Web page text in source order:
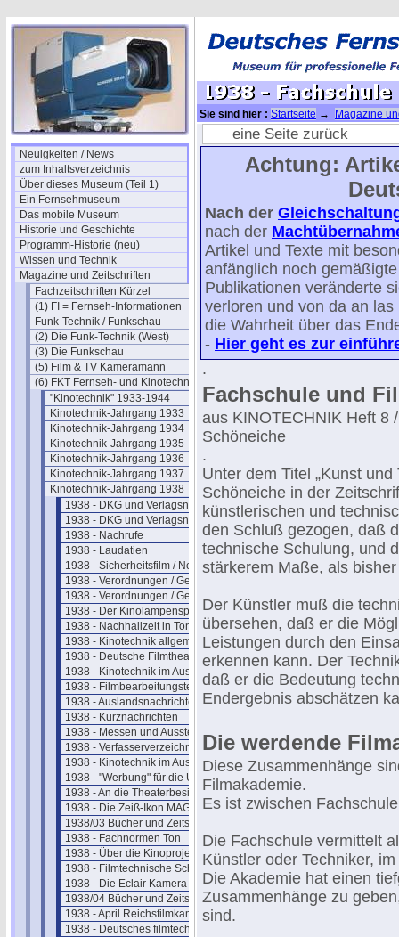
Neuigkeiten / News
zum Inhaltsverzeichnis
Über dieses Museum (Teil 1)
Ein Fernsehmuseum
Das mobile Museum
Historie und Geschichte
Programm-Historie (neu)
Wissen und Technik
Magazine und Zeitschriften
Fachzeitschriften Kürzel
(1) FI = Fernseh-Informationen
Funk-Technik / Funkschau
(2) Die Funk-Technik (West)
(3) Die Funkschau
(5) Film & TV Kameramann
(6) FKT Fernseh- und Kinotechnik
"Kinotechnik" 1933-1944
Kinotechnik-Jahrgang 1933
Kinotechnik-Jahrgang 1934
Kinotechnik-Jahrgang 1935
Kinotechnik-Jahrgang 1936
Kinotechnik-Jahrgang 1937
Kinotechnik-Jahrgang 1938
1938 - DKG und Verlagsnachrichten (1)
1938 - DKG und Verlagsnachrichten (2)
1938 - Nachrufe
1938 - Laudatien
1938 - Sicherheitsfilm / Normalfilm
1938 - Verordnungen / Gesetze (1)
1938 - Verordnungen / Gesetze (2)
1938 - Der Kinolampenspiegel
1938 - Nachhallzeit in Tonfilmtheatern
1938 - Kinotechnik allgemein
1938 - Deutsche Filmtheater
1938 - Kinotechnik im Ausland (1)
1938 - Filmbearbeitungstechnik
1938 - Auslandsnachrichten
1938 - Kurznachrichten
1938 - Messen und Ausstellungen
1938 - Verfasserverzeichnis Band 20
1938 - Kinotechnik im Ausland (2)
1938 - "Werbung" für die UFA
1938 - An die Theaterbesitzer/Betreiber
1938 - Die Zeiß-Ikon MAGNASOL II
1938/03 Bücher und Zeitschriften
1938 - Fachnormen Ton
1938 - Über die Kinoprojektion
1938 - Filmtechnische Schau März
1938 - Die Eclair Kamera - Paris
1938/04 Bücher und Zeitschriften
1938 - April Reichsfilmkammer
1938 - Deutsches filmtechn. Schaffen
Sie sind hier : Startseite →
Magazine
Kinotechnik-Jahrgang 1938→ 1938 -
eine Seite zurück
Achtung:
Nach der
nach der
Artikel und Texte mit
anfänglich noch
Publikationen veränderte
verloren und von da an
die Wahrheit über das
- Hier geht es zur
.
Fachschule und
aus KINOTECHNIK Heft 8
Schöneiche
.
Unter dem Titel „Kunst
Schöneiche in der
künstlerischen und
den Schluß gezogen, daß
technische Schulung, und
stärkerem Maße, als
Der Künstler muß die
übersehen, daß er die
Leistungen durch den
erkennen kann. Der
daß er die Bedeutung
Endergebnis abschätzen
Die werdende
Diese Zusammenhänge
Filmakademie.
Es ist zwischen
Die Fachschule vermittelt
Künstler oder Techniker,
Die Akademie hat einen
Zusammenhänge zu
sind.